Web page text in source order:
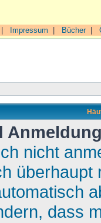
Impressum Bücher|
nicht
überhaupt
dass